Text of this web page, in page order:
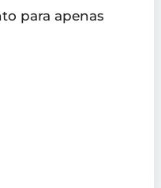
para apenas